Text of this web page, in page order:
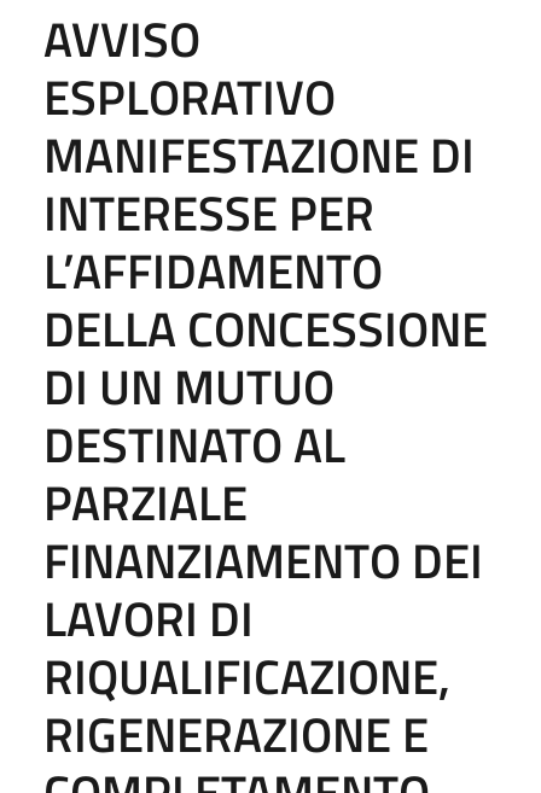
AVVISO
ESPLORATIVO
MANIFESTAZIONE DI
INTERESSE PER
L’AFFIDAMENTO
DELLA CONCESSIONE
DI UN MUTUO
DESTINATO AL
PARZIALE
FINANZIAMENTO DEI
LAVORI DI
RIQUALIFICAZIONE,
RIGENERAZIONE E